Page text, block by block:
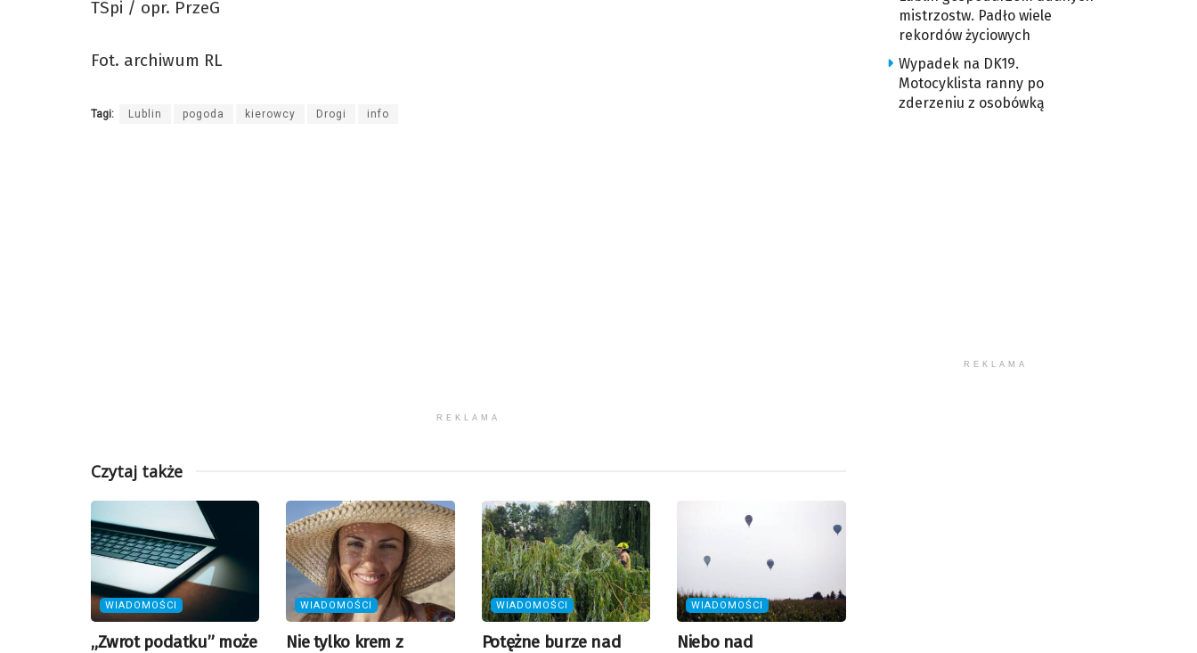
TSpi / opr. PrzeG
Fot. archiwum RL
Tagi: Lublin pogoda kierowcy Drogi info
REKLAMA
Czytaj także
WIADOMOŚCI
„Zwrot podatku” może
WIADOMOŚCI
Nie tylko krem z
WIADOMOŚCI
Potężne burze nad
WIADOMOŚCI
Niebo nad
mistrzostw. Padło wiele
rekordów życiowych
Wypadek na DK19.
Motocyklista ranny po
zderzeniu z osobówką
REKLAMA